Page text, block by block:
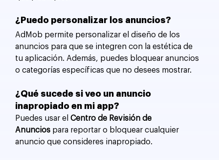
¿Puedo personalizar los anuncios?
AdMob permite personalizar el diseño de los
anuncios para que se integren con la estética de
tu aplicación. Además, puedes bloquear anuncios
o categorías específicas que no desees mostrar.
¿Qué sucede si veo un anuncio
inapropiado en mi app?
Puedes usar el Centro de Revisión de
Anuncios para reportar o bloquear cualquier
anuncio que consideres inapropiado.